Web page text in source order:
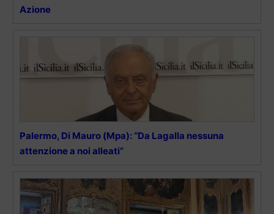
Azione
Palermo, Di Mauro (Mpa): “Da Lagalla nessuna
attenzione a noi alleati”